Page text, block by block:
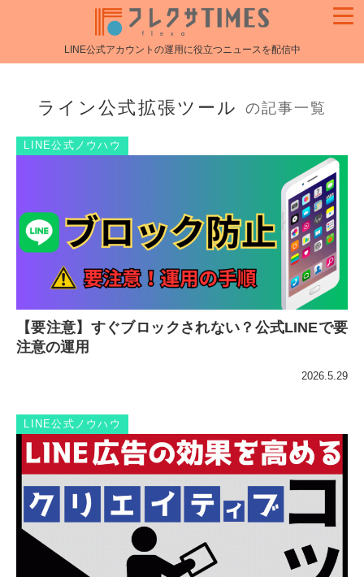
LINE公式アカウントの運用に役立つニュースを配信中
ライン公式拡張ツール の記事一覧
LINE公式ノウハウ
【要注意】すぐブロックされない？公式LINEで要
注意の運用
2026.5.29
LINE公式ノウハウ